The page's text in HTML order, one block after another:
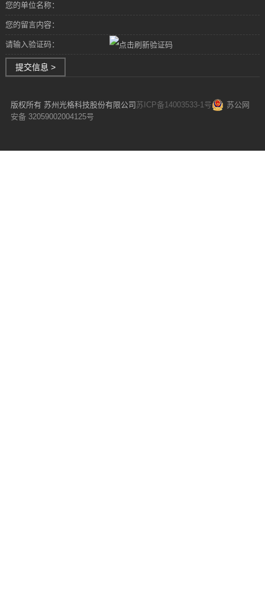
您的单位名称：
您的留言内容：
请输入验证码：
提交信息 >
版权所有 苏州光格科技股份有限公司苏ICP备14003533-1号
苏公网
安备 32059002004125号